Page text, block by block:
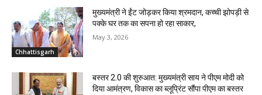
Chhattisgarh
मुख्यमंत्री ने ईंट जोड़कर किया श्रमदान, कच्ची झोपड़ी से
पक्के घर तक का सपना हो रहा साकार,
May 3, 2026
बस्तर 2.0 की शुरुआत: मुख्यमंत्री साय ने पीएम मोदी को
दिया आमंत्रण, विकास का ब्लूप्रिंट सौंपा पीएम का बस्तर